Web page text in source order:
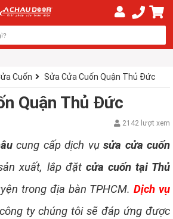
Cuốn Sửa Cửa Cuốn Quận Thủ Đức
Quận Thủ Đức
2142 lượt xem
cung cấp dịch vụsửa cửa cuốn
xuất, lắp đặt cửa cuốn tại Thủ
trong địa bàn TPHCM.Dịch vụ
ty chúng tôi sẽ đáp ứng được